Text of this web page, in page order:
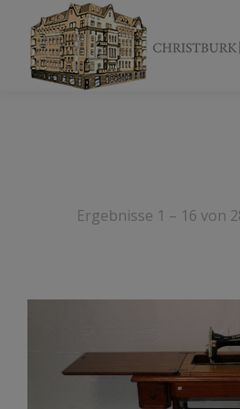
Ergebnisse 1 – 16 von